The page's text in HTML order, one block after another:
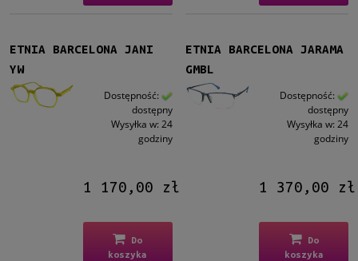
ETNIA BARCELONA JANI
YW
Dostępność:
dostępny
Wysyłka w: 24
godziny
1 170,00 zł
Do
koszyka
ETNIA BARCELONA JARAMA
GMBL
Dostępność:
dostępny
Wysyłka w: 24
godziny
1 370,00 zł
Do
koszyka